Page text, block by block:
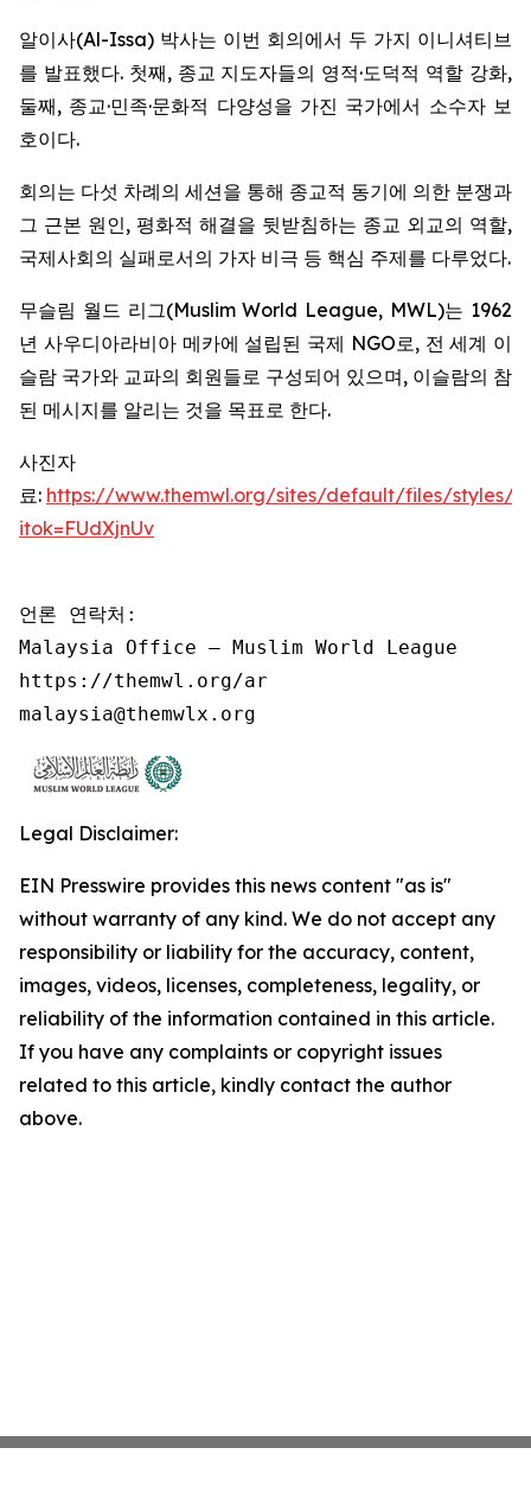
알이사(Al-Issa) 박사는 이번 회의에서 두 가지 이니셔티브
를 발표했다. 첫째, 종교 지도자들의 영적·도덕적 역할 강화,
둘째, 종교·민족·문화적 다양성을 가진 국가에서 소수자 보
호이다.
회의는 다섯 차례의 세션을 통해 종교적 동기에 의한 분쟁과
그 근본 원인, 평화적 해결을 뒷받침하는 종교 외교의 역할,
국제사회의 실패로서의 가자 비극 등 핵심 주제를 다루었다.
무슬림 월드 리그(Muslim World League, MWL)는 1962
년 사우디아라비아 메카에 설립된 국제 NGO로, 전 세계 이
슬람 국가와 교파의 회원들로 구성되어 있으며, 이슬람의 참
된 메시지를 알리는 것을 목표로 한다.
사진자
료: https://www.themwl.org/sites/default/files/styles/
itok=FUdXjnUv
언론 연락처:
Malaysia Office – Muslim World League
https://themwl.org/ar
malaysia@themwlx.org
Legal Disclaimer:
EIN Presswire provides this news content "as is"
without warranty of any kind. We do not accept any
responsibility or liability for the accuracy, content,
images, videos, licenses, completeness, legality, or
reliability of the information contained in this article.
If you have any complaints or copyright issues
related to this article, kindly contact the author
above.